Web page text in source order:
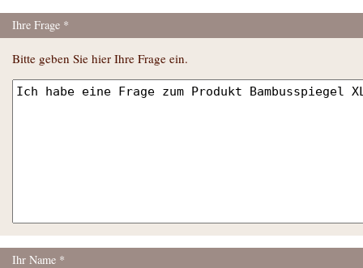
Ihre Frage
Bitte geben Sie hier Ihre Frage ein.
Ihr Name